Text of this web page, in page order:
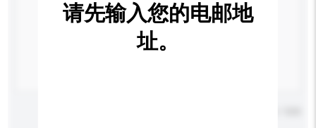
请先输入您的电邮地
址。